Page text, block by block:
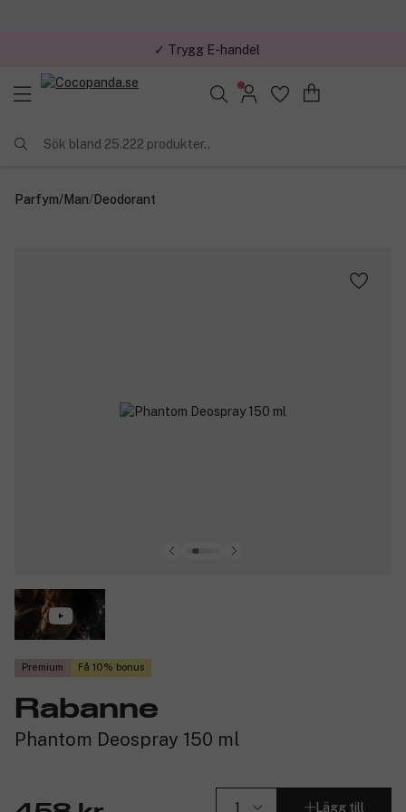
✓ Trygg E-handel
Sök bland 25.222 produkter..
Parfym/Man/Deodorant
Premium Få 10% bonus
Rabanne
Phantom Deospray 150 ml
Lägg till